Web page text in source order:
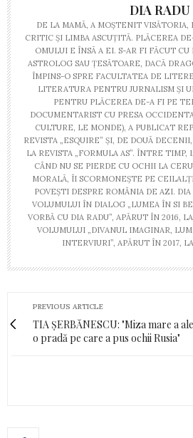
DIA RADU
DE LA MAMĂ, A MOȘTENIT VISĂTORIA,
CRITIC ȘI LIMBA ASCUȚITĂ. PLĂCEREA
OMULUI E ÎNSĂ A EI. S-AR FI FĂCUT CU
ASTROLOG SAU ȚESĂTOARE, DACĂ
ÎMPINS-O SPRE FACULTATEA DE
LITERATURA PENTRU JURNALISM ȘI
PENTRU PLĂCEREA DE-A FI PE
DOCUMENTARIST CU PRESA
CULTURE, LE MONDE), A PUBLICAT
REVISTA „ESQUIRE” ȘI, DE DOUĂ
LA REVISTA „FORMULA AS”. ÎNTRE
CÂND NU SE PIERDE CU OCHII LA
MORALĂ, ÎI SCORMONEȘTE PE
POVEȘTI DESPRE ROMÂNIA DE AZI.
VOLUMULUI ÎN DIALOG „LUMEA ÎN SI
VORBĂ CU DIA RADU”, APĂRUT ÎN 2016,
VOLUMULUI „DIVANUL IMAGINAR,
INTERVIURI”, APĂRUT ÎN 2017,
PREVIOUS ARTICLE
TIA ȘERBĂNESCU: "Miza mare a
o pradă pe care a pus ochii Rusia"